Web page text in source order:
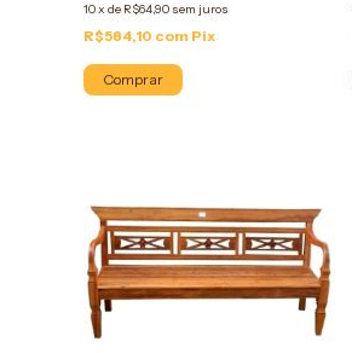
10xde R$64,90 sem juros
R$584,10 com Pix
Comprar